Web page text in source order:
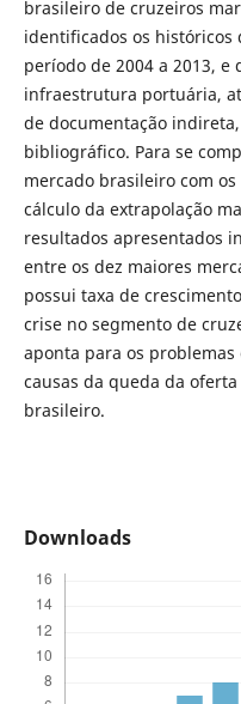
brasileiro de cruzeiros
identificados os históricos
período de 2004 a 2013, e
infraestrutura portuária,
de documentação
bibliográfico. Para se
mercado brasileiro com
cálculo da extrapolação
resultados apresentados
entre os dez maiores
possui taxa de
crise no segmento de
aponta para os
causas da queda da
brasileiro.
Downloads